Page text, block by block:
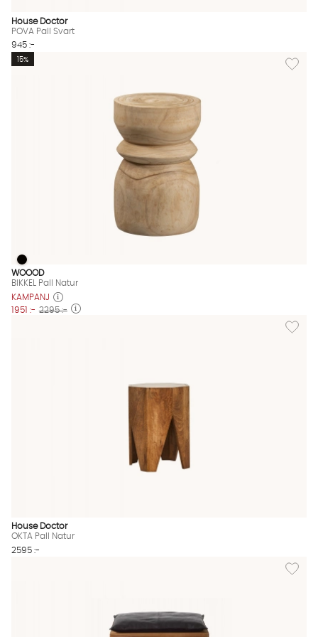
House Doctor
POVA Pall Svart
945 :-
Lägg
15%
BIKKEL Pall Natur Finns även i dessa färger:
BIKKEL Pall Natur
WOOOD
BIKKEL Pall Natur
KAMPANJ
1951 :- 2295 :-
Lägg
House Doctor
OKTA Pall Natur
2595 :-
Lägg